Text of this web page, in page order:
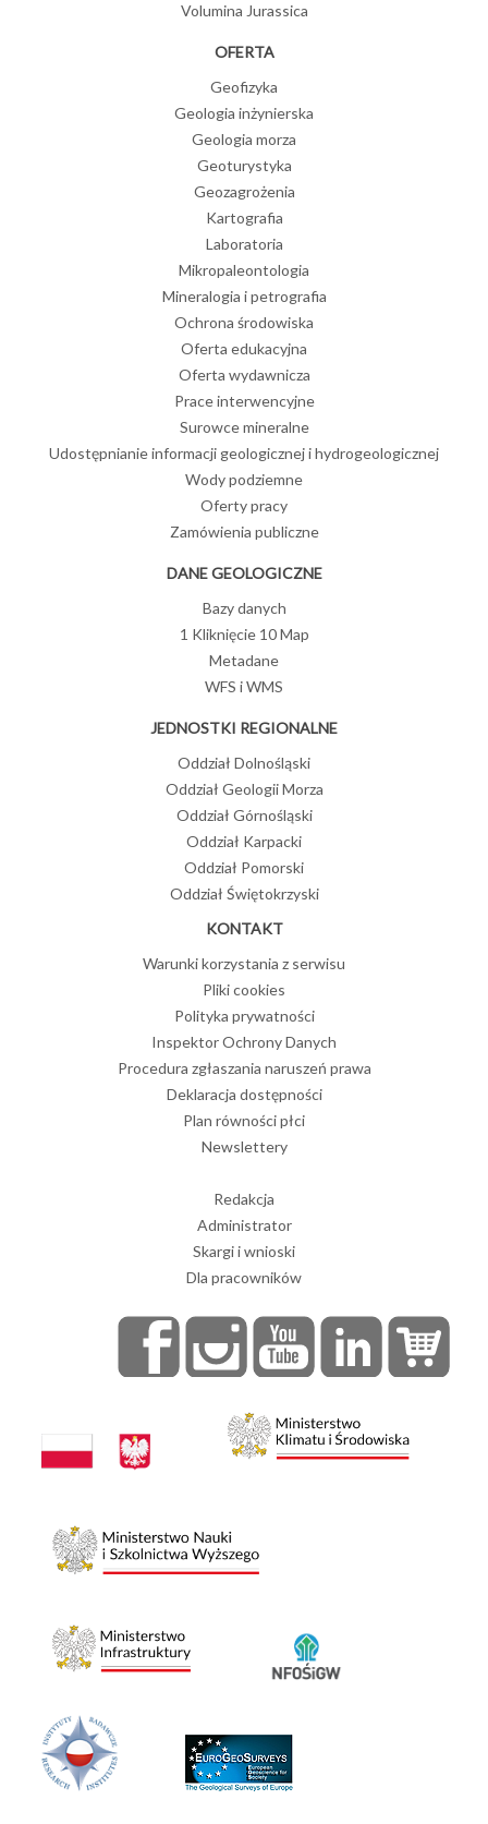
Volumina Jurassica
OFERTA
Geofizyka
Geologia inżynierska
Geologia morza
Geoturystyka
Geozagrożenia
Kartografia
Laboratoria
Mikropaleontologia
Mineralogia i petrografia
Ochrona środowiska
Oferta edukacyjna
Oferta wydawnicza
Prace interwencyjne
Surowce mineralne
Udostępnianie informacji geologicznej i hydrogeologicznej
Wody podziemne
Oferty pracy
Zamówienia publiczne
DANE GEOLOGICZNE
Bazy danych
1 Kliknięcie 10 Map
Metadane
WFS i WMS
JEDNOSTKI REGIONALNE
Oddział Dolnośląski
Oddział Geologii Morza
Oddział Górnośląski
Oddział Karpacki
Oddział Pomorski
Oddział Świętokrzyski
KONTAKT
Warunki korzystania z serwisu
Pliki cookies
Polityka prywatności
Inspektor Ochrony Danych
Procedura zgłaszania naruszeń prawa
Deklaracja dostępności
Plan równości płci
Newslettery
Redakcja
Administrator
Skargi i wnioski
Dla pracowników